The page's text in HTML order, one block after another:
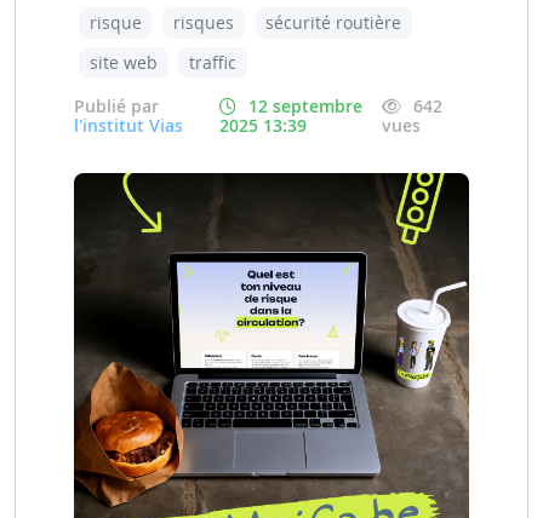
risque risques
sécurité routière
site web
traffic
Publié par
l'institut Vias
12 septembre
2025 13:39
642
vues